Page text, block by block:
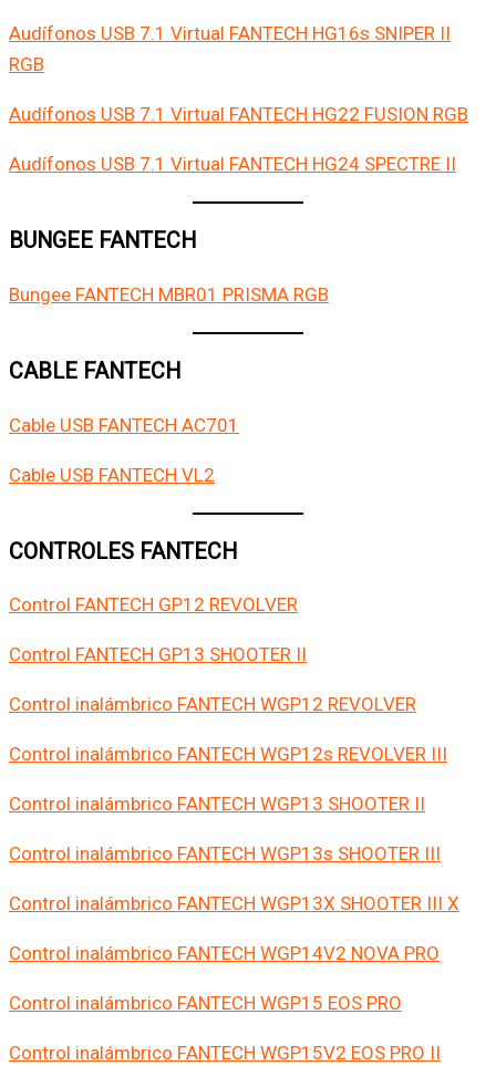
Audífonos USB 7.1 Virtual FANTECH HG16s SNIPER II
RGB
Audífonos USB 7.1 Virtual FANTECH HG22 FUSION RGB
Audífonos USB 7.1 Virtual FANTECH HG24 SPECTRE II
BUNGEE FANTECH
Bungee FANTECH MBR01 PRISMA RGB
CABLE FANTECH
Cable USB FANTECH AC701
Cable USB FANTECH VL2
CONTROLES FANTECH
Control FANTECH GP12 REVOLVER
Control FANTECH GP13 SHOOTER II
Control inalámbrico FANTECH WGP12 REVOLVER
Control inalámbrico FANTECH WGP12s REVOLVER III
Control inalámbrico FANTECH WGP13 SHOOTER II
Control inalámbrico FANTECH WGP13s SHOOTER III
Control inalámbrico FANTECH WGP13X SHOOTER III X
Control inalámbrico FANTECH WGP14V2 NOVA PRO
Control inalámbrico FANTECH WGP15 EOS PRO
Control inalámbrico FANTECH WGP15V2 EOS PRO II